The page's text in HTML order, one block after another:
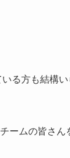
る方も結構
ムの皆さん